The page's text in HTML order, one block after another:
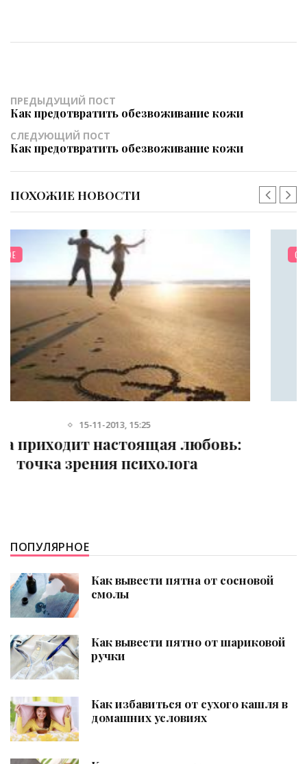
ПРЕДЫДУЩИЙ ПОСТ
Как предотвратить обезвоживание кожи
СЛЕДУЮЩИЙ ПОСТ
Как предотвратить обезвоживание кожи
ПОХОЖИЕ НОВОСТИ
ОТНОШЕНИЯ
9-09-2013, 12:12
Чем любовь отличается от
влюбленности
ПОПУЛЯРНОЕ
Как вывести пятна от сосновой
смолы
Как вывести пятно от шариковой
ручки
Как избавиться от сухого кашля в
домашних условиях